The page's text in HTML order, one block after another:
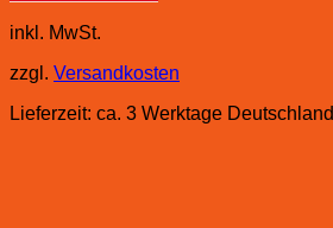
inkl. MwSt.
zzgl. Versandkosten
Lieferzeit: ca. 3 Werktage Deutschland